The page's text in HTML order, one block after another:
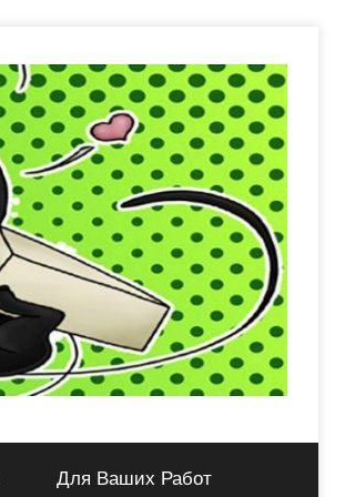
Для Ваших Работ